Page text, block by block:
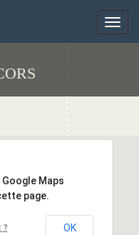
Toggle
Maps
page.
? OK
Maps
page.
? OK
Toggle